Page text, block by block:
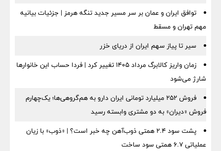
توافق ایران و عمان بر سر مسیر جدید تنگه هرمز | جزئیات بیانیه
مهم تهران و مسقط
سیر تا پیاز سهم ایران از دریای خزر
زمان واریز کالابرگ مرداد ۱۴۰۵ تغییر کرد | فردا حساب این خانوارها
شارژ می‌شود
فروش ۲۵۲ میلیارد تومانی ایران دارو به هم‌گروهی‌ها؛ یک‌چهارم
فروش «دیران» به دو مشتری وابسته رسید
پشت سود ۲.۴ همتی ذوب‌آهن چه خبر است؟ | «ذوب» با زیان
عملیاتی ۶.۷ همتی سود ساخت